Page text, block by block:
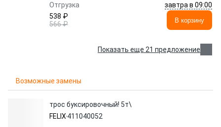
Отгрузка
завтра в 09:00
538 ₽
566 ₽
В корзину
Показать еще 21 предложение
Возможные замены
трос буксировочный! 5т\
FELIX 411040052